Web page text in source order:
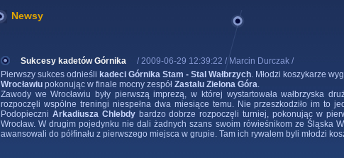
Newsy
Sukcesy kadetów Górnika
/ 2009-06-29 12:39:22 / Marcin Durczak /
Pierwszy sukces odnieśli kadeci Górnika Stam - Stal Wałbrzych. Młodzi koszykarze
Wrocławiu pokonując w finale mocny zespół Zastalu Zielona Góra.
Zawody we Wrocławiu były pierwszą imprezą, w której wystartowała wałbrzyska
rozpoczęli wspólne treningi niespełna dwa miesiące temu. Nie przeszkodziło im to
Podopieczni Arkadiusza Chlebdybardzo dobrze rozpoczęli turniej, pokonując w
Wrocław. W drugim pojedynku nie dali żadnych szans swoim rówieśnikom ze Śląska
awansowali do półfinału z pierwszego miejsca w grupie. Tam ich rywalem byli młodzi